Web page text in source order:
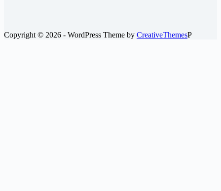
Copyright © 2026 - WordPress Theme by CreativeThemesP